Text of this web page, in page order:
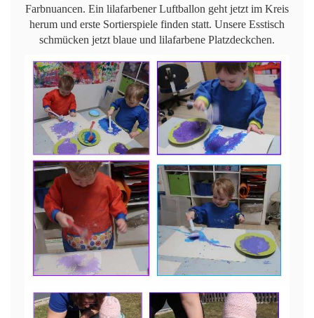
Farbnuancen. Ein lilafarbener Luftballon geht jetzt im Kreis
herum und erste Sortierspiele finden statt. Unsere Esstisch
schmücken jetzt blaue und lilafarbene Platzdeckchen.